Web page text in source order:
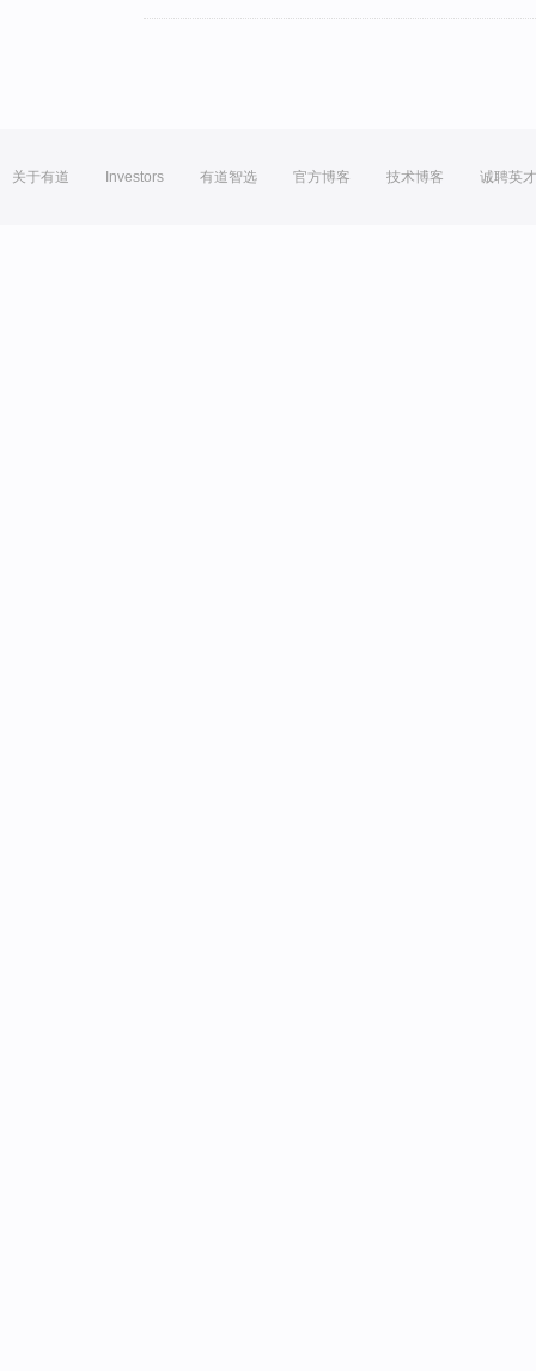
关于有道 Investors 有道智选 官方博客 技术博客 诚聘英才